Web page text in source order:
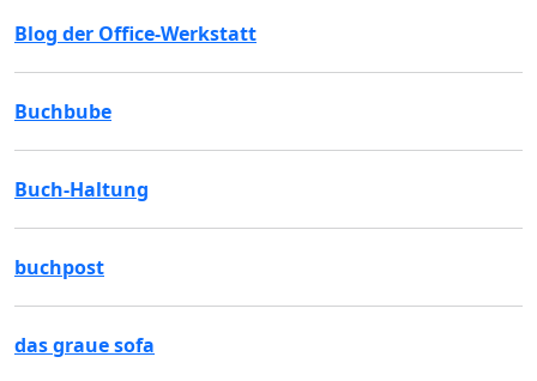
Blog der Office-Werkstatt
Buchbube
Buch-Haltung
buchpost
das graue sofa